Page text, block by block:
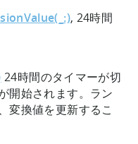
, 24時間
24時間のタイマーが切
開始されます。ラン
変換値を更新するこ